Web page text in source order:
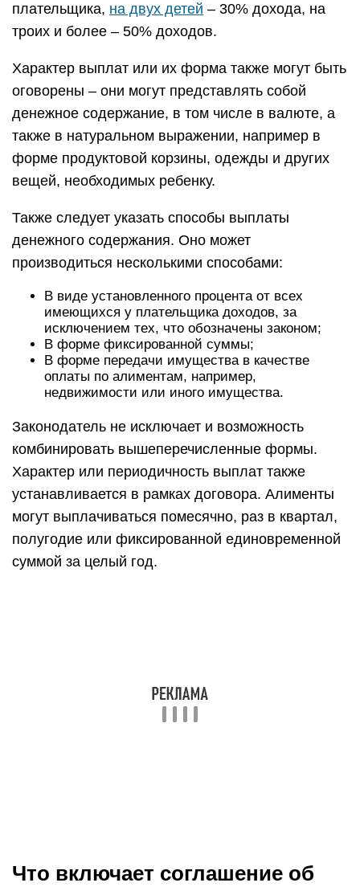
плательщика, на двух детей – 30% дохода, на
троих и более – 50% доходов.
Характер выплат или их форма также могут быть
оговорены – они могут представлять собой
денежное содержание, в том числе в валюте, а
также в натуральном выражении, например в
форме продуктовой корзины, одежды и других
вещей, необходимых ребенку.
Также следует указать способы выплаты
денежного содержания. Оно может
производиться несколькими способами:
В виде установленного процента от всех
имеющихся у плательщика доходов, за
исключением тех, что обозначены законом;
В форме фиксированной суммы;
В форме передачи имущества в качестве
оплаты по алиментам, например,
недвижимости или иного имущества.
Законодатель не исключает и возможность
комбинировать вышеперечисленные формы.
Характер или периодичность выплат также
устанавливается в рамках договора. Алименты
могут выплачиваться помесячно, раз в квартал,
полугодие или фиксированной единовременной
суммой за целый год.
Что включает соглашение об